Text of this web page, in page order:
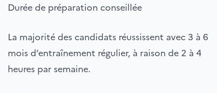
Durée de préparation conseillée
La majorité des candidats réussissent avec 3 à 6
mois d’entraînement régulier, à raison de 2 à 4
heures par semaine.